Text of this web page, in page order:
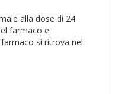
alla dose di 24
farmaco e'
si ritrova nel